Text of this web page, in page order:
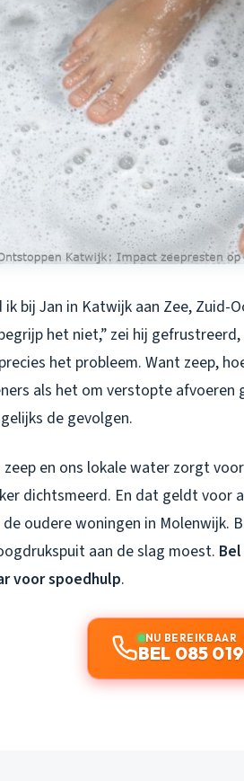
bij Jan in Katwijk aan Zee,
het niet,” zei hij
het probleem. Want zeep,
als het om verstopte afvoeren
de gevolgen.
en ons lokale water zorgt
dichtsmeerd. En dat geldt voor
oudere woningen in Molenwijk.
aan de slag moest.
voor spoedhulp.
NU BEREIKBAAR
BEL 085